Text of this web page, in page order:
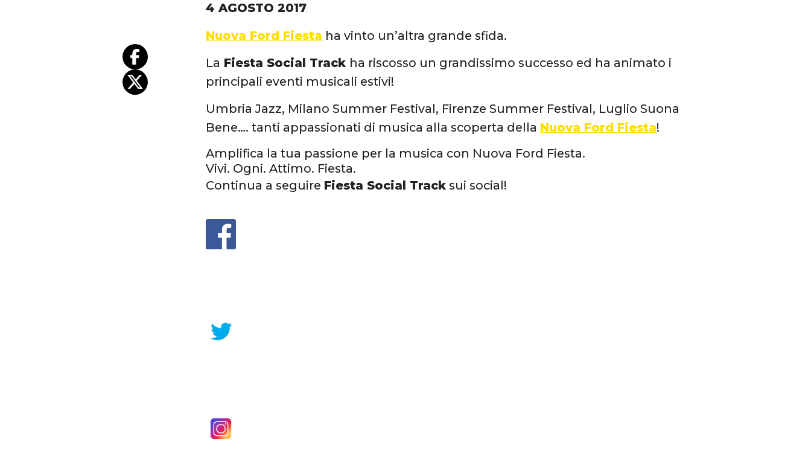
4 AGOSTO 2017
Nuova Ford Fiesta ha vinto un’altra grande sfida.
La Fiesta Social Track ha riscosso un grandissimo successo ed ha animato i
principali eventi musicali estivi!
Umbria Jazz, Milano Summer Festival, Firenze Summer Festival, Luglio Suona
Bene…. tanti appassionati di musica alla scoperta della Nuova Ford Fiesta!
Amplifica la tua passione per la musica con Nuova Ford Fiesta.
Vivi. Ogni. Attimo. Fiesta.
Continua a seguire Fiesta Social Track sui social!